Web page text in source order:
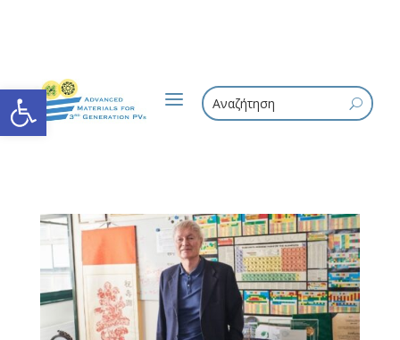
Ανοίξτε τη γραμμή εργαλείων a U